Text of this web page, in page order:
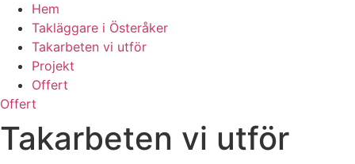
Hem
Takläggare i Österåker
Takarbeten vi utför
Projekt
Offert
Offert
Takarbeten vi utför